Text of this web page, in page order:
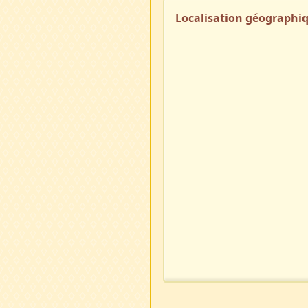
Localisation